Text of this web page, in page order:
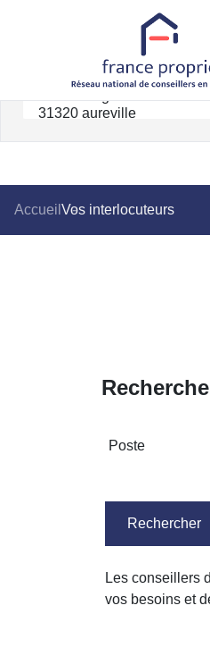
Accueil Vos interlocuteurs
Rechercher
Les conseillers
vos besoins et